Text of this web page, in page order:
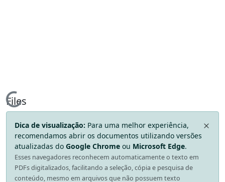
Loading...
Files
Dica de visualização: Para uma melhor experiência,
recomendamos abrir os documentos utilizando versões
atualizadas do Google Chrome ou Microsoft Edge.
Esses navegadores reconhecem automaticamente o texto em
PDFs digitalizados, facilitando a seleção, cópia e pesquisa de
conteúdo, mesmo em arquivos que não possuem texto